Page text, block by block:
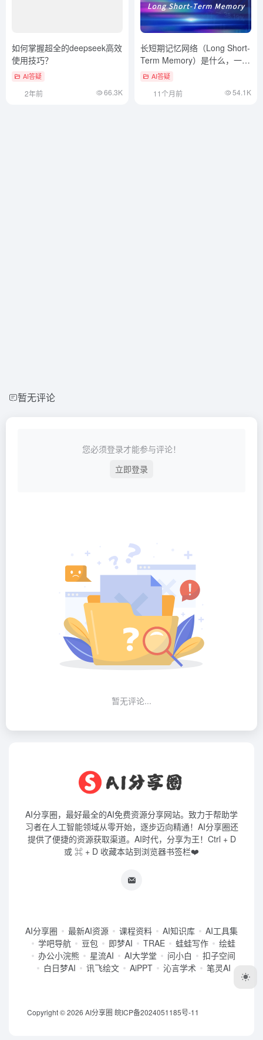
如何掌握超全的deepseek高效
使用技巧？
AI答疑
2年前 66.3K
长短期记忆网络（Long Short-
Term Memory）是什么，一文
看懂AI答疑
11个月前 54.1K
暂无评论
您必须登录才能参与评论！
立即登录
暂无评论...
AI分享圈，最好最全的AI免费资源分享网站。致力于帮助学
习者在人工智能领域从零开始，逐步迈向精通！AI分享圈还
提供了便捷的资源获取渠道。AI时代，分享为王！Ctrl + D
或 ⌘ + D 收藏本站到浏览器书签栏❤️
AI分享圈 最新AI资源 课程资料 AI知识库
AI工具集
学吧导航
豆包 即梦AI TRAE 蛙蛙写作
绘蛙
办公小浣熊
星流AI AI大学堂 问小白
扣子空间
白日梦AI
讯飞绘文 AiPPT 沁言学术 笔灵AI
Copyright © 2026 AI分享圈 皖ICP备2024051185号-11